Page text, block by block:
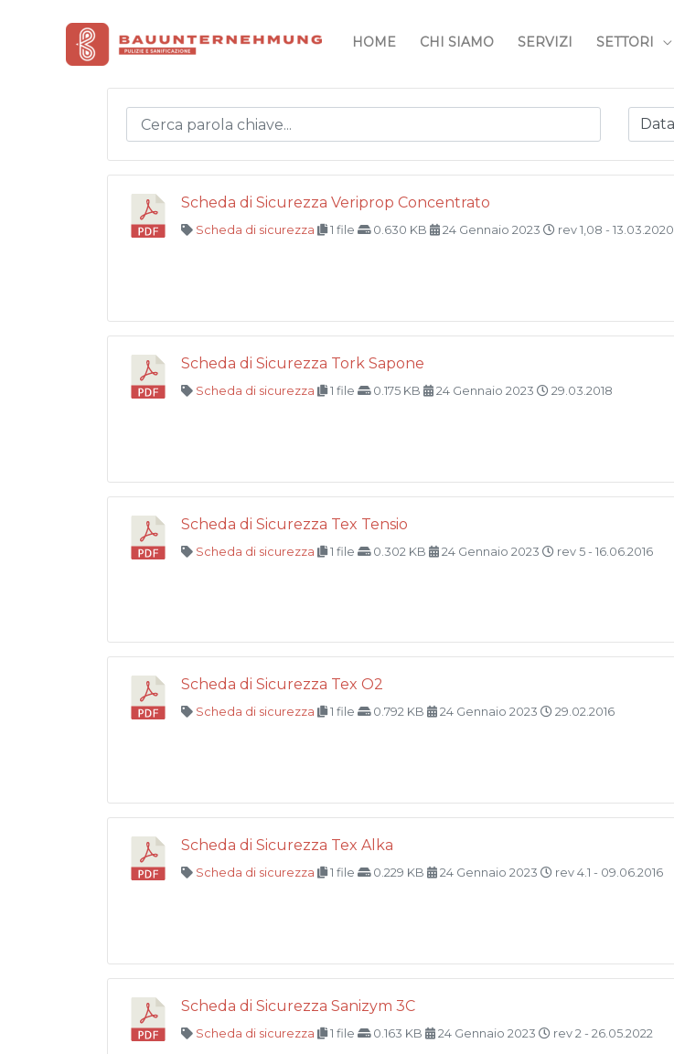
contenuto
HOME CHI SIAMO SERVIZI SETTORI
Scheda di Sicurezza Veriprop Concentrato
Scheda di sicurezza 1 file 0.630 KB 24 Gennaio 2023 rev 1,08 - 13.03.2020
Scheda di Sicurezza Tork Sapone
Scheda di sicurezza 1 file 0.175 KB 24 Gennaio 2023 29.03.2018
Scheda di Sicurezza Tex Tensio
Scheda di sicurezza 1 file 0.302 KB 24 Gennaio 2023 rev 5 - 16.06.2016
Scheda di Sicurezza Tex O2
Scheda di sicurezza 1 file 0.792 KB 24 Gennaio 2023 29.02.2016
Scheda di Sicurezza Tex Alka
Scheda di sicurezza 1 file 0.229 KB 24 Gennaio 2023 rev 4.1 - 09.06.2016
Scheda di Sicurezza Sanizym 3C
Scheda di sicurezza 1 file 0.163 KB 24 Gennaio 2023 rev 2 - 26.05.2022